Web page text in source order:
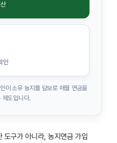
인
이 소유 농지를 담보로 매월 연금을
제도입니다.
도구가 아니라, 농지연금 가입